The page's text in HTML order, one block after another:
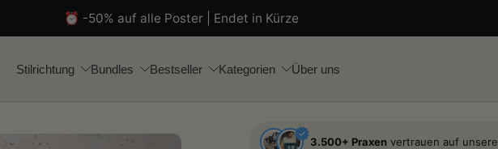
⏰ -50% auf alle Poster | Endet in Kürze
Stilrichtung Bundles Bestseller Kategorien Über uns
3.500+ Praxen vertrauen auf unsere